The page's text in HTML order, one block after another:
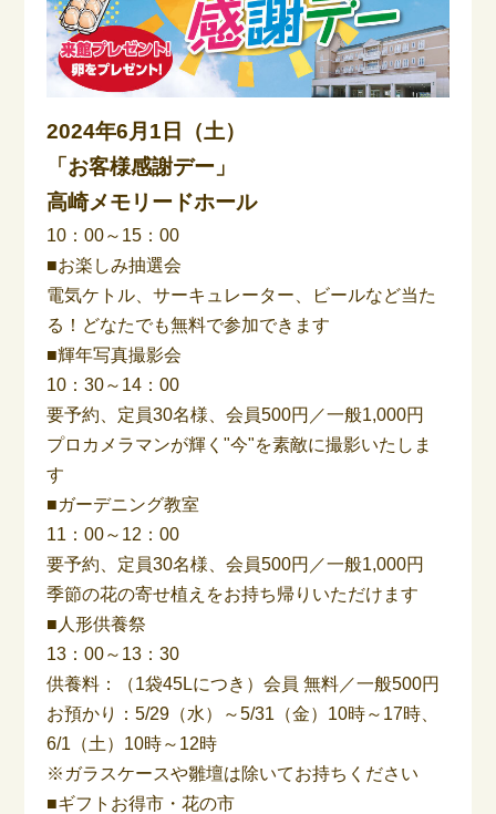
2024年6月1日（土）
「お客様感謝デー」
高崎メモリードホール
10：00～15：00
■お楽しみ抽選会
電気ケトル、サーキュレーター、ビールなど当た
る！どなたでも無料で参加できます
■輝年写真撮影会
10：30～14：00
要予約、定員30名様、会員500円／一般1,000円
プロカメラマンが輝く"今"を素敵に撮影いたしま
す
■ガーデニング教室
11：00～12：00
要予約、定員30名様、会員500円／一般1,000円
季節の花の寄せ植えをお持ち帰りいただけます
■人形供養祭
13：00～13：30
供養料：（1袋45Lにつき）会員 無料／一般500円
お預かり：5/29（水）～5/31（金）10時～17時、
6/1（土）10時～12時
※ガラスケースや雛壇は除いてお持ちください
■ギフトお得市・花の市